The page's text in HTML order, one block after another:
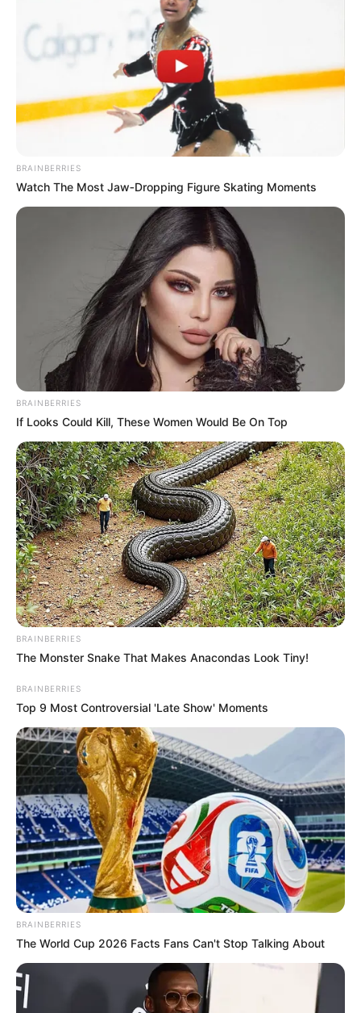
This Trick Will Give You An Erection At Any Age
This New Will Give You An Erection After +45
MEDVI
Feeling Tired? Here's The Trick To Perform Better
MEDVI
Walgreens Hides This $1 Generic Viagra - Here's
The Aisle It's Really In.
FRIDAY PLANS
BRAINBERRIES
Watch The Most Jaw‑Dropping Figure Skating Moments
BRAINBERRIES
If Looks Could Kill, These Women Would Be On Top
BRAINBERRIES
The Monster Snake That Makes Anacondas Look Tiny!
BRAINBERRIES
Top 9 Most Controversial 'Late Show' Moments
BRAINBERRIES
The World Cup 2026 Facts Fans Can't Stop Talking About